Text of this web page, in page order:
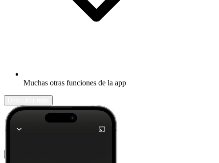
Muchas otras funciones de la app